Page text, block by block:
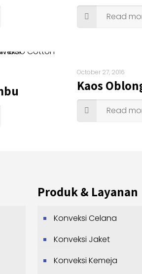
Read
October 27, 2016
Kaos
Read
Produk & Layanan
Konveksi Celana
Konveksi Jaket
Konveksi Kemeja